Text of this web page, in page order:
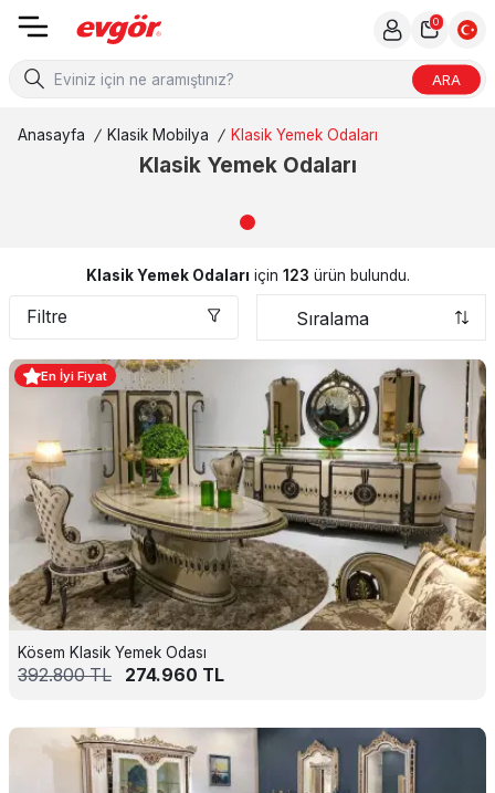
ARA
0
Anasayfa / Klasik Mobilya / Klasik Yemek Odaları
Klasik Yemek Odaları
Filtre
Klasik Yemek Odaları için 123 ürün bulundu.
En İyi Fiyat
Kösem Klasik Yemek Odası
392.800TL 274.960 TL